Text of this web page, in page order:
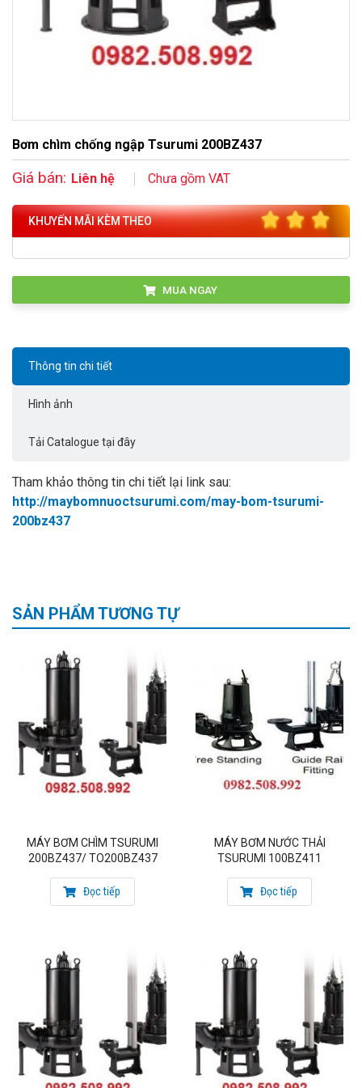
Bơm chìm chống ngập Tsurumi 200BZ437
Giá bán: Liên hệ Chưa gồm VAT
KHUYẾN MÃI KÈM THEO
MUA NGAY
Thông tin chi tiết
Hình ảnh
Tải Catalogue tại đây
Tham khảo thông tin chi tiết lại link sau:
http://maybomnuoctsurumi.com/may-bom-tsurumi-
200bz437
SẢN PHẨM TƯƠNG TỰ
MÁY BƠM CHÌM TSURUMI
200BZ437/ TO200BZ437
Đọc tiếp
MÁY BƠM NƯỚC THẢI
TSURUMI 100BZ411
Đọc tiếp